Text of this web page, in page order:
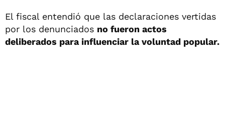
El fiscal entendió que las declaraciones vertidas
por los denunciados no fueron actos
deliberados para influenciar la voluntad popular.